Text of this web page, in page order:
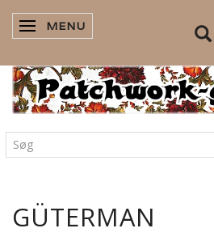
SKIFTE NAVIGATION
MENU
GÜTERMAN